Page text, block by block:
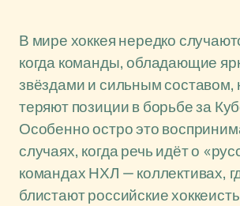
В мире хоккея нередко
когда команды, обладающие
звёздами и сильным
теряют позиции в борьбе за
Особенно остро это
случаях, когда речь идёт о
командах НХЛ — коллективах,
блистают российские